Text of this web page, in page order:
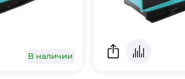
В наличии